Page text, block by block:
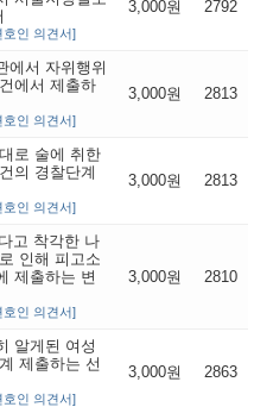
호인 의견서]
3,000원 2792
에서 자위행위
에서 제출하
호인 의견서]
3,000원 2813
로 술에 취한
의 경찰단계
호인 의견서]
3,000원 2813
고 착각한 나
인해 피고소
제출하는 변
호인 의견서]
3,000원 2810
알게된 여성
제출하는 선
호인 의견서]
3,000원 2863